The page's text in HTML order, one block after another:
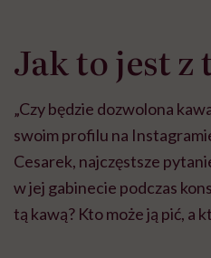
Jak to jest z
„Czy będzie dozwolona
swoim profilu na
Cesarek, najczęstsze
w jej gabinecie podczas
tą kawą? Kto może ją pić, a